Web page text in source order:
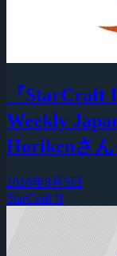
『StarCraft
Weekly
Horikenさ
2026年8月5日
StarCraft II